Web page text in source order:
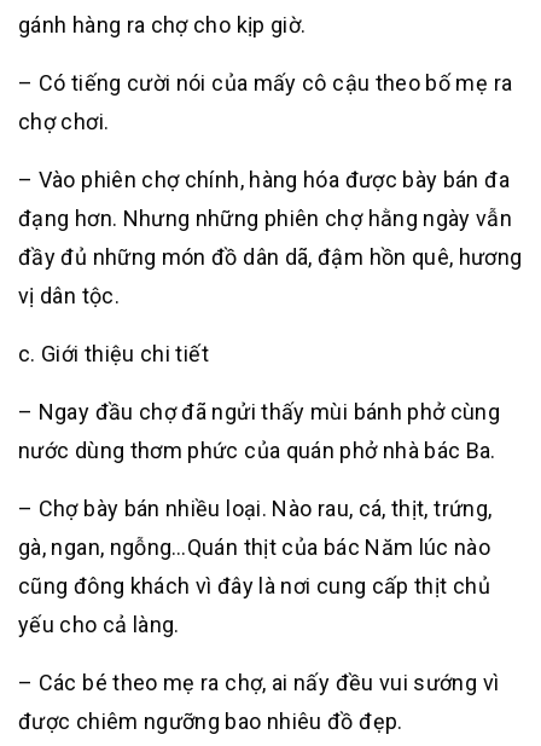
gánh hàng ra chợ cho kịp giờ.
– Có tiếng cười nói của mấy cô cậu theo bố mẹ ra
chợ chơi.
– Vào phiên chợ chính, hàng hóa được bày bán đa
đạng hơn. Nhưng những phiên chợ hằng ngày vẫn
đầy đủ những món đồ dân dã, đậm hồn quê, hương
vị dân tộc.
c. Giới thiệu chi tiết
– Ngay đầu chợ đã ngửi thấy mùi bánh phở cùng
nước dùng thơm phức của quán phở nhà bác Ba.
– Chợ bày bán nhiều loại. Nào rau, cá, thịt, trứng,
gà, ngan, ngỗng…Quán thịt của bác Năm lúc nào
cũng đông khách vì đây là nơi cung cấp thịt chủ
yếu cho cả làng.
– Các bé theo mẹ ra chợ, ai nấy đều vui sướng vì
được chiêm ngưỡng bao nhiêu đồ đẹp.